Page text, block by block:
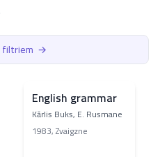
→
English grammar
Kārlis Buks, E. Rusmane
1983,Zvaigzne